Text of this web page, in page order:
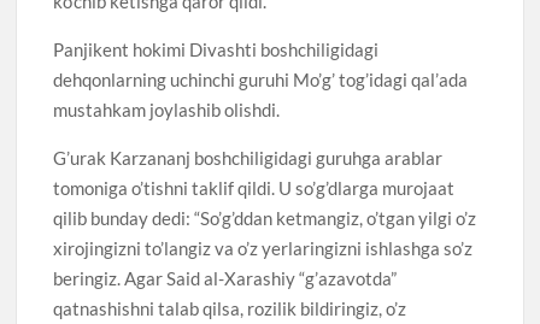
Panjikent hokimi Divashti boshchiligidagi
dehqonlarning uchinchi guruhi Mo’g’ tog’idagi qal’ada
mustahkam joylashib olishdi.
G’urak Karzananj boshchiligidagi guruhga arablar
tomoniga o’tishni taklif qildi. U so’g’dlarga murojaat
qilib bunday dedi: “So’g’ddan ketmangiz, o’tgan yilgi o’z
xirojingizni to’langiz va o’z yerlaringizni ishlashga so’z
beringiz. Agar Said al-Xarashiy “g’azavotda”
qatnashishni talab qilsa, rozilik bildiringiz, o’z